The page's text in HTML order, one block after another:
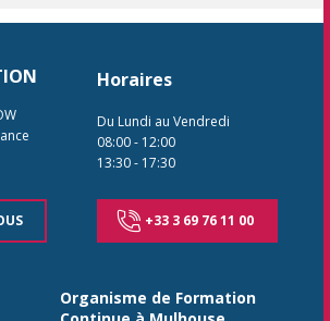
Horaires
Du Lundi au Vendredi
08:00- 12:00
13:30- 17:30
+33 3 69 76 11 00
Organisme de Formation